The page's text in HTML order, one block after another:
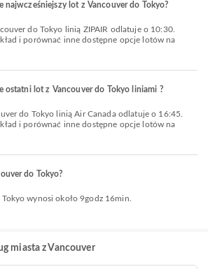
najwcześniejszy lot z Vancouver do Tokyo?
i porównać inne dostępne opcje lotów na
ostatni lot z Vancouver do Tokyo liniami ?
i porównać inne dostępne opcje lotów na
do Tokyo?
Tokyo wynosi około 9godz 16min.
miasta z Vancouver